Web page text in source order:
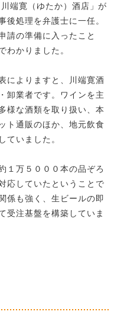
端寛（ゆたか）酒店」が
後処理を弁護士に一任。
請の準備に入ったこと
わかりました。
によりますと、川端寛酒
卸業者です。ワインを主
様な酒類を取り扱い、本
ト通販のほか、地元飲食
ていました。
１万５０００本の品ぞろ
応していたということで
係も強く、生ビールの即
受注基盤を構築していま